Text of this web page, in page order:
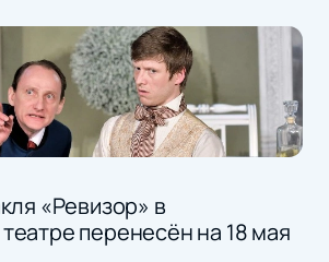
«Ревизор» в
перенесён на 18 мая